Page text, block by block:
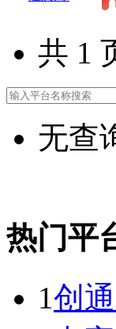
共 1
无查
热门平
1创